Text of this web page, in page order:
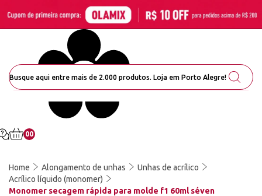
00
Home Alongamento de unhas
Unhas de acrílico
Acrílico líquido (monomer)
Monomer secagem rápida para molde f1 60ml séven